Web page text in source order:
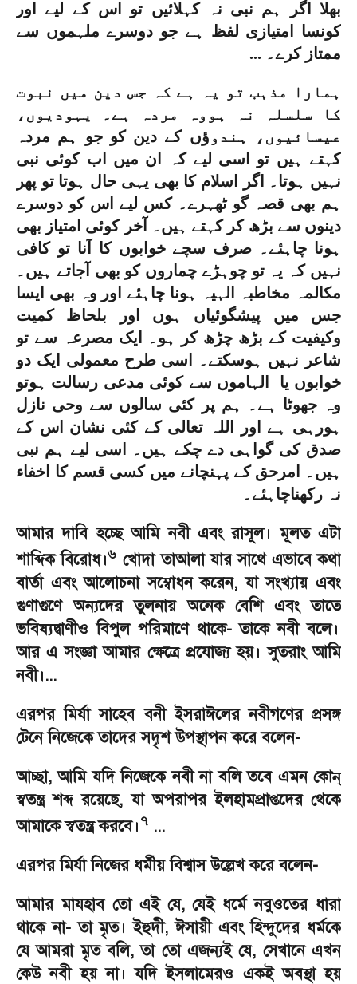
بھلا اگر ہم نبی نہ کہلا‏‏‏‏ئیں تو اس کے لیے اور
کونسا امتیازی لفظ ہے جو دوسرے ملہموں سے
ممتاز کرے۔ ...
ہمارا مذہب تو یہ ہے کہ جس دین میں نبوت
کا سلسلہ نہ ہووہ مردہ ہے۔ یہودیوں،
عیسائیوں، ہندو ؤں کے دین کو جو ہم مردہ
کہتے ہیں تو اسی لیے کہ ان میں اب کوئی نبی
نہیں ہوتا۔ اگر اسلام کا بھی یہی حال ہوتا تو پھر
ہم بھی قصہ گو ٹھہرے۔ کس لیے اس کو دوسرے
دینوں سے بڑھ کر کہتے ہیں۔ آخر کوئی امتیاز بھی
ہونا چاہئے۔ صرف سچے خوابوں کا آنا تو کافی
نہیں کہ یہ تو چوہڑے چماروں کو بھی آجاتے ہیں۔
مکالمہ مخاطبہ الہیہ ہونا چاہئے اور وہ بھی ایسا
جس میں پیشگوئیاں ہوں اور بلحاظ کمیت
وکیفیت کے بڑھ چڑھ کر ہو۔ ایک مصرعہ سے تو
شاعر نہیں ہوسکتے۔ اسی طرح معمولی ایک دو
خوابوں یا الہاموں سے کوئی مدعی رسالت ہوتو
وہ جھوٹا ہے۔ ہم پر کئی سالوں سے وحی نازل
ہورہی ہے اور اللہ تعالی کے کئی نشان اس کے
صدق کی گواہی دے چکے ہیں۔ اسی لیے ہم نبی
ہیں۔ امرحق کے پہنچانے میں کسی قسم کا اخفا‏‏ء
نہ رکھناچاہئے۔
আমার দাবি হচ্ছে আমি নবী এবং রাসূল। মূলত এটা
শাব্দিক বিরোধ।৬ খোদা তাআলা যার সাথে এভাবে কথা
বার্তা এবং আলোচনা সম্বোধন করেন,যা সংখ্যায় এবং
গুণাগুণে অন্যদের তুলনায় অনেক বেশি এবং তাতে
ভবিষ্যদ্বাণীও বিপুল পরিমাণে থাকে-তাকে নবী বলে।
আর এ সংজ্ঞা আমার ক্ষেত্রে প্রযোজ্য হয়। সুতরাং আমি
নবী।...
এরপর মির্যা সাহেব বনী ইসরাঈলের নবীগণের প্রসঙ্গ
টেনে নিজেকে তাদের সদৃশ উপস্থাপন করে বলেন-
আচ্ছা,আমি যদি নিজেকে নবী না বলি তবে এমন কোন্
স্বতন্ত্র শব্দ রয়েছে,যা অপরাপর ইলহামপ্রাপ্তদের থেকে
আমাকে স্বতন্ত্র করবে।৭ ...
এরপর মির্যা নিজের ধর্মীয় বিশ্বাস উল্লেখ করে বলেন-
আমার মাযহাব তো এই যে,যেই ধর্মে নবুওতের ধারা
থাকে না-তা মৃত। ইহুদী,ঈসায়ী এবং হিন্দুদের ধর্মকে
যে আমরা মৃত বলি,তা তো এজন্যই যে, সেখানে এখন
কেউ নবী হয় না। যদি ইসলামেরও একই অবস্থা হয়